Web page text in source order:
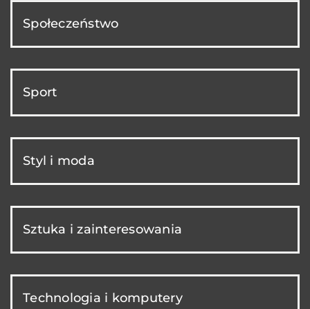
Społeczeństwo
Sport
Styl i moda
Sztuka i zainteresowania
Technologia i komputery